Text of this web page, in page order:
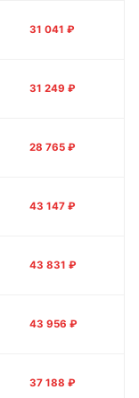
31 041 ₽
31 249 ₽
28 765 ₽
43 147 ₽
43 831 ₽
43 956 ₽
37 188 ₽